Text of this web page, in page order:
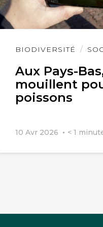
BIODIVERSITÉ
Aux Pays-
mouillent
poissons
10 Avr 2026 < 1
Lire